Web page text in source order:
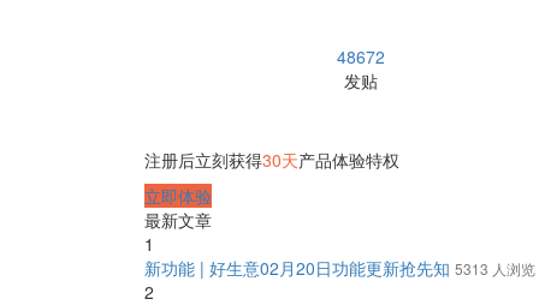
48672
发贴
注册后立刻获得30天产品体验特权
立即体验
最新文章
1
新功能 | 好生意02月20日功能更新抢先知 5313 人浏览
2